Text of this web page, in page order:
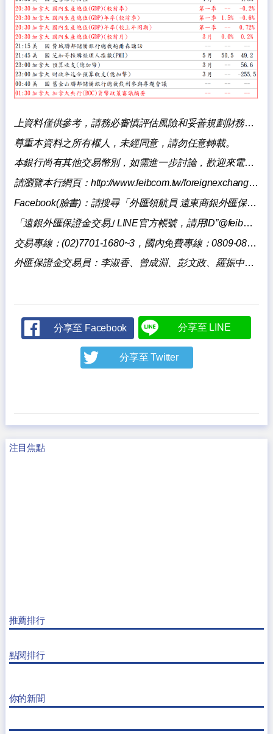
上資料僅供參考，請務必審慎評估風險和妥善規劃財務，本銀行不負擔盈虧之法律責任。
尊重本資料之所有權人，未經同意，請勿任意轉載。
本銀行尚有其他交易幣別，如需進一步討論，歡迎來電洽詢。
請瀏覽本行網頁： http://www.feibcom.tw/foreignexchange/index.aspxq
Facebook(臉書)：請搜尋「 外匯領航員 遠東商銀外匯保證金交易」
「遠銀外匯保證金交易｣ LINE官方帳號，請用ID”@feibmargintrading”搜尋加入。
交易專線：(02)7701-1680~3，國內免費專線：0809-085818。
外匯保證金交易員：李淑香、曾成淵、彭文政、羅振中、陳壯華、陳泓宇。
分享至 Facebook 分享至 LINE
分享至 Twitter
注目焦點
推薦排行
點閱排行
你的新聞